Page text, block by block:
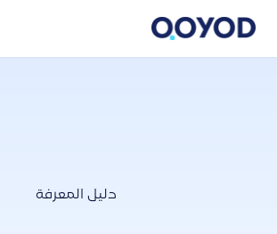
دليل المعرفة